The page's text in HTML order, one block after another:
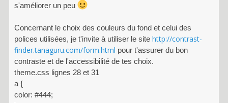
s'améliorer un peu
Concernant le choix des couleurs du fond et celui des
polices utilisées, je t'invite à utiliser le site http://contrast-
finder.tanaguru.com/form.html pour t'assurer du bon
contraste et de l'accessibilité de tes choix.
theme.css lignes 28 et 31
a {
color: #444;